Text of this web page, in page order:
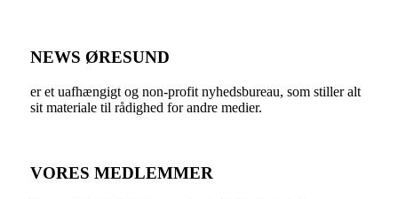
NEWS ØRESUND
er et uafhængigt og non-profit nyhedsbureau, som stiller alt
sit materiale til rådighed for andre medier.
VORES MEDLEMMER